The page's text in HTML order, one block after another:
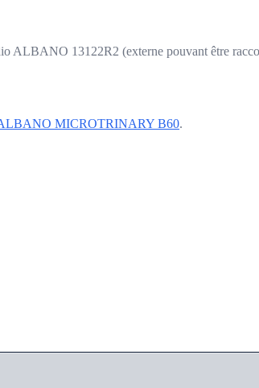
ALBANO 13122R2 (externe pouvant être
ALBANO MICROTRINARY B60.